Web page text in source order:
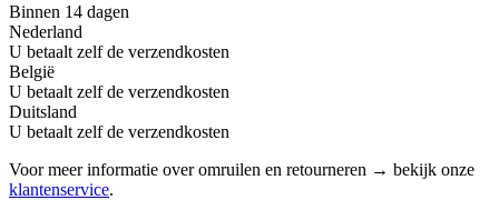
Binnen 14 dagen
Nederland
U betaalt zelf de verzendkosten
België
U betaalt zelf de verzendkosten
Duitsland
U betaalt zelf de verzendkosten
Voor meer informatie over omruilen en retourneren → bekijk onze
klantenservice.